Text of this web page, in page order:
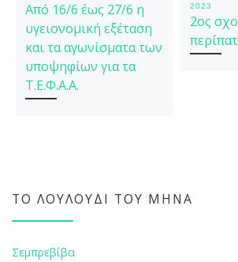
Από 16/6 έως 27/6 η
υγειονομική εξέταση
και τα αγωνίσματα των
υποψηφίων για τα
Τ.Ε.Φ.Α.Α.
2023
2ος
ΤΟ ΛΟΥΛΟΎΔΙ ΤΟΥ ΜΉΝΑ
Σεμπρεβίβα